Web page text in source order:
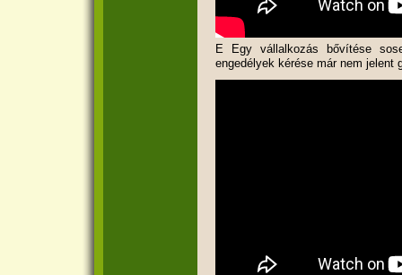
E Egy vállalkozás bővítése
engedélyek kérése már nem jelent